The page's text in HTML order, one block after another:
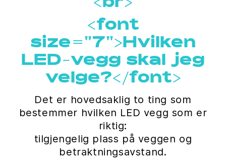
<br>
<font
size="7">Hvilken
LED-vegg skal jeg
velge?</font>
Det er hovedsaklig to ting som
bestemmer hvilken LED vegg som er
riktig:
tilgjengelig plass på veggen og
betraktningsavstand.